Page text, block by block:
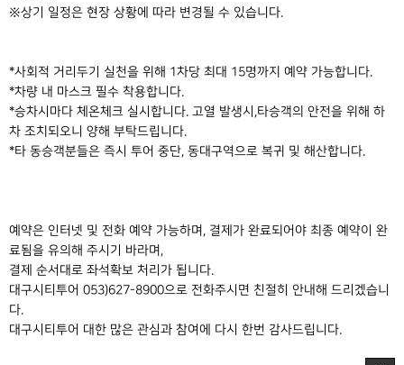
※상기 일정은 현장 상황에 따라 변경될 수 있습니다.
*사회적 거리두기 실천을 위해 1차당 최대 15명까지 예약 가능합니다.
*차량 내 마스크 필수 착용합니다.
*승차시마다 체온체크 실시합니다. 고열 발생시,타승객의 안전을 위해 하
차 조치되오니 양해 부탁드립니다.
*타 동승객분들은 즉시 투어 중단, 동대구역으로 복귀 및 해산합니다.
예약은 인터넷 및 전화 예약 가능하며, 결제가 완료되어야 최종 예약이 완
료됨을 유의해 주시기 바라며,
결제 순서대로 좌석확보 처리가 됩니다.
대구시티투어 053)627-8900으로 전화주시면 친절히 안내해 드리겠습니
다.
대구시티투어 대한 많은 관심과 참여에 다시 한번 감사드립니다.